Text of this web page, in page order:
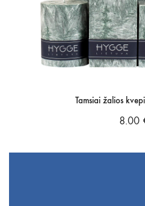
Tamsiai žalios
8.00